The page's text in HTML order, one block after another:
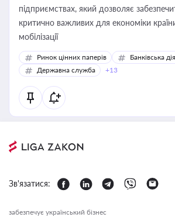
підприємствах, який дозволяє
критично важливих для економіки
мобілізації
Ринок цінних паперів
Банківська
Державна служба
+13
Зв'язатися:
забезпечує український бізнес